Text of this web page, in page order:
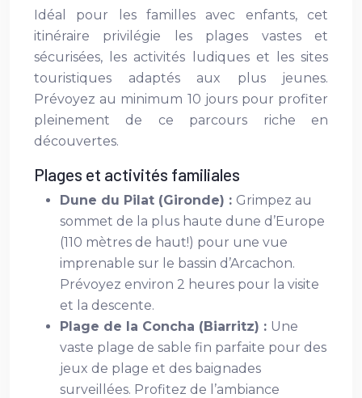
Idéal pour les familles avec enfants, cet
itinéraire privilégie les plages vastes et
sécurisées, les activités ludiques et les sites
touristiques adaptés aux plus jeunes.
Prévoyez au minimum 10 jours pour profiter
pleinement de ce parcours riche en
découvertes.
Plages et activités familiales
Dune du Pilat (Gironde) : Grimpez au
sommet de la plus haute dune d’Europe
(110 mètres de haut!) pour une vue
imprenable sur le bassin d’Arcachon.
Prévoyez environ 2 heures pour la visite
et la descente.
Plage de la Concha (Biarritz) : Une
vaste plage de sable fin parfaite pour des
jeux de plage et des baignades
surveillées. Profitez de l’ambiance